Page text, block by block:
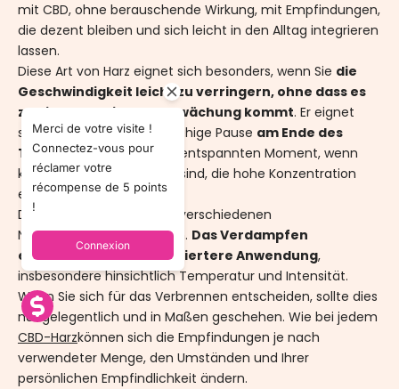
mit CBD, ohne berauschende Wirkung, mit Empfindungen,
die dezent bleiben und sich leicht in den Alltag integrieren
lassen.
Diese Art von Harz eignet sich besonders, wenn Sie die
Geschwindigkeit leicht zu verringern, ohne dass es
zu einer deutlichen Schwächung kommt. Er eignet
sich ebenso gut für eine ruhige Pause am Ende des
Tagesals auch für einen entspannten Moment, wenn
keine Tätigkeiten geplant sind, die hohe Konzentration
erfordern.
Die
passt sich verschiedenen
Nutzungsgewohnheiten an. Das Verdampfen
ermöglicht eine kontrolliertere Anwendung,
insbesondere hinsichtlich Temperatur und Intensität.
Wenn Sie sich für das Verbrennen entscheiden, sollte dies
nur gelegentlich und in Maßen geschehen. Wie bei jedem
CBD-Harzkönnen sich die Empfindungen je nach
verwendeter Menge, den Umständen und Ihrer
persönlichen Empfindlichkeit ändern.
Merci de votre visite !
Connectez-vous pour
réclamer votre
récompense de 5 points
!
Connexion